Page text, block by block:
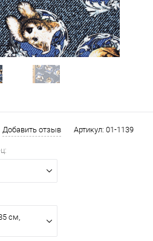
Добавить отзыв Артикул: 01-1139
см,